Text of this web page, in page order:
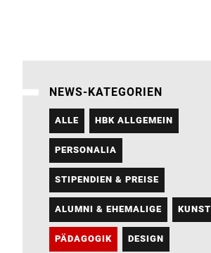
NEWS-KATEGORIEN
ALLE HBK ALLGEMEIN
PERSONALIA
STIPENDIEN & PREISE
ALUMNI & EHEMALIGE KUNST
PÄDAGOGIK DESIGN